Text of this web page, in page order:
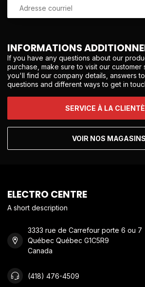
INFORMATIONS
If you have any questions about our
purchase, make sure to visit our
you'll find our company details, answers
questions and different ways to get in
SERVICE À LA
VOIR NOS MAGASINS
ELECTRO CENTRE
A short description
3333 rue de Carrefour porte 6 ou 7
Québec Québec G1C5R9
Canada
(418) 476-4509